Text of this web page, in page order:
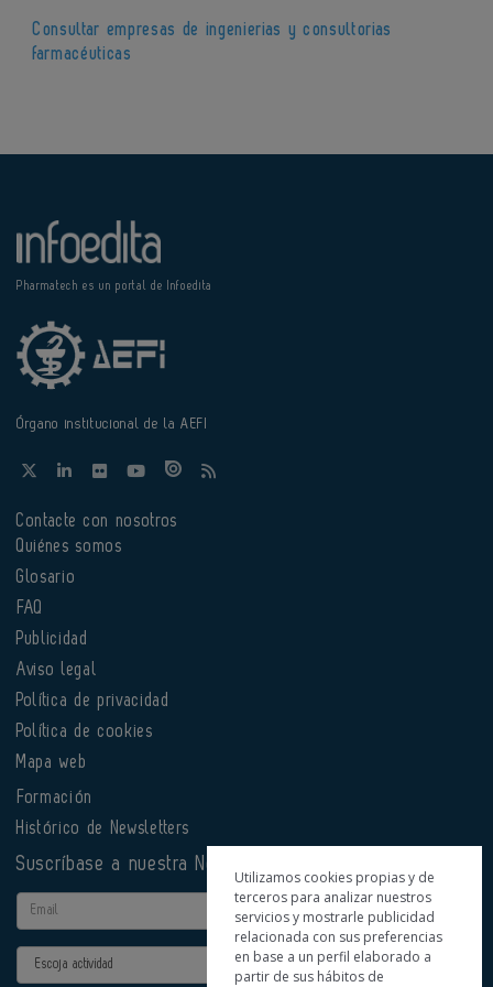
Consultar empresas de ingenierias y consultorias
farmacéuticas
Pharmatech es un portal de Infoedita
Órgano institucional de la AEFI
Contacte con nosotros
Quiénes somos
Glosario
FAQ
Publicidad
Aviso legal
Política de privacidad
Política de cookies
Mapa web
Formación
Histórico de Newsletters
Suscríbase a nuestra Newsletter
Email
Actividad
Utilizamos cookies propias y de
terceros para analizar nuestros
servicios y mostrarle publicidad
relacionada con sus preferencias
en base a un perfil elaborado a
partir de sus hábitos de